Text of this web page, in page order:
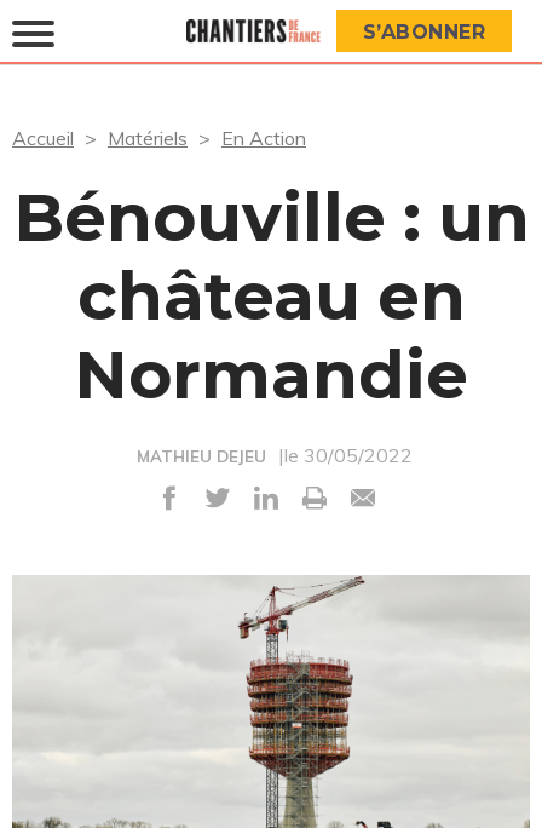
S’ABONNER
Accueil Matériels En Action
Bénouville : un
château en
Normandie
MATHIEU DEJEU |le 30/05/2022